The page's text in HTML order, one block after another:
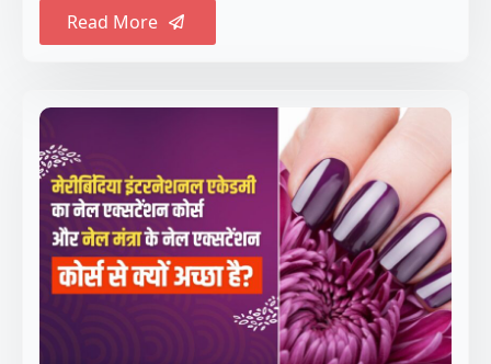
Read More